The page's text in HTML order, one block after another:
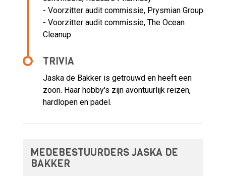
- Voorzitter audit commissie, Prysmian Group
- Voorzitter audit commissie, The Ocean
Cleanup
TRIVIA
Jaska de Bakker is getrouwd en heeft een
zoon. Haar hobby's zijn avontuurlijk reizen,
hardlopen en padel.
MEDEBESTUURDERS JASKA DE
BAKKER